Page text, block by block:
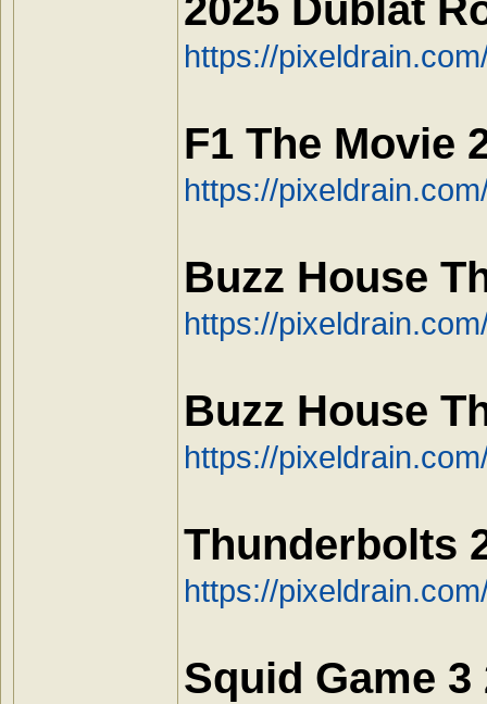
2025 Dublat
https://
F1 The Movie
https://
Buzz House
https://
Buzz House
https://
Thunderbolts
https://
Squid Game